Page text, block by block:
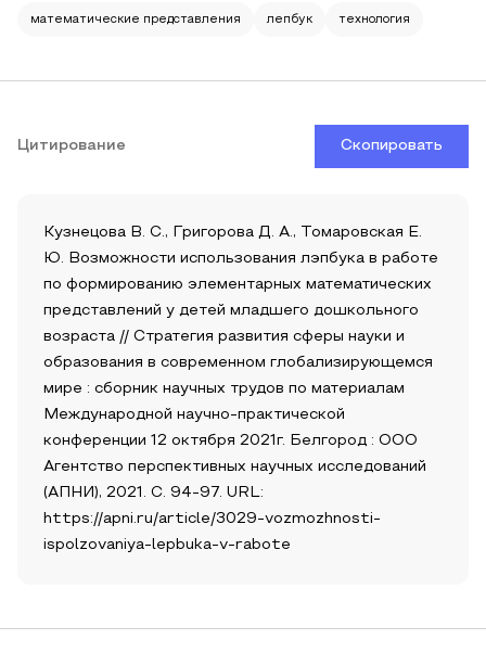
математические представления лепбук технология
Цитирование Скопировать
Кузнецова В. С., Григорова Д. А., Томаровская Е.
Ю. Возможности использования лэпбука в работе
по формированию элементарных математических
представлений у детей младшего дошкольного
возраста // Стратегия развития сферы науки и
образования в современном глобализирующемся
мире : сборник научных трудов по материалам
Международной научно-практической
конференции 12 октября 2021г. Белгород : ООО
Агентство перспективных научных исследований
(АПНИ), 2021. С. 94-97. URL:
https://apni.ru/article/3029-vozmozhnosti-
ispolzovaniya-lepbuka-v-rabote